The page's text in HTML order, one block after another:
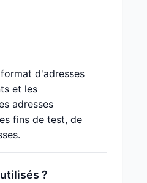
d'adresses
et les
adresses
fins de test, de
?